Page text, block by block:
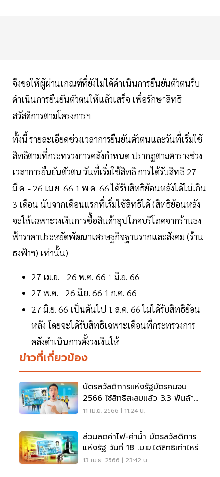
จึงขอให้ผู้ผ่านเกณฑ์ที่ยังไม่ได้ดำเนินการยืนยันตัวตนรีบ
ดำเนินการยืนยันตัวตนให้แล้วเสร็จ เพื่อรักษาสิทธิ
สวัสดิการตามโครงการฯ
ทั้งนี้ รายละเอียดช่วงเวลาการยืนยันตัวตนและวันที่เริ่มใช้
สิทธิตามที่กระทรวงการคลังกำหนด ปรากฏตามตารางช่วง
เวลาการยืนยันตัวตน วันที่เริ่มใช้สิทธิ การได้รับสิทธิ 27
มี.ค. - 26 เม.ย. 66 1 พ.ค. 66 ได้รับสิทธิย้อนหลังได้ไม่เกิน
3 เดือน นับจากเดือนแรกที่เริ่มใช้สิทธิได้ (สิทธิย้อนหลัง
จะให้เฉพาะวงเงินการซื้อสินค้าอุปโภคบริโภคจากร้านธง
ฟ้าราคาประหยัดพัฒนาเศรษฐกิจฐานรากและสังคม (ร้าน
ธงฟ้าฯ) เท่านั้น)
27 เม.ย. - 26 พ.ค. 66 1 มิ.ย. 66
27 พ.ค. - 26 มิ.ย. 66 1 ก.ค. 66
27 มิ.ย. 66 เป็นต้นไป 1 ส.ค. 66 ไม่ได้รับสิทธิย้อน
หลัง โดยจะได้รับสิทธิเฉพาะเดือนที่กระทรวงการ
คลังดำเนินการตั้งวงเงินให้
ข่าวที่เกี่ยวข้อง
บัตรสวัสดิการแห่งรัฐบัตรคนจน
2566 ใช้สิทธิสะสมแล้ว 3.3 พันล้าน
บาท
11 เม.ย. 2566 | 11:24 น.
ส่วนลดค่าไฟ-ค่าน้ำ บัตรสวัสดิการ
แห่งรัฐ วันที่ 18 เม.ย.ได้สิทธิเท่าไหร่
13 เม.ย. 2566 | 23:42 น.